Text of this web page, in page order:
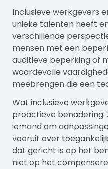
Inclusieve werkgevers
unieke talenten heeft
verschillende
mensen met een
auditieve beperking of
waardevolle
meebrengen die een
Wat inclusieve
proactieve
iemand om
vooruit over
dat gericht is op het
niet op het